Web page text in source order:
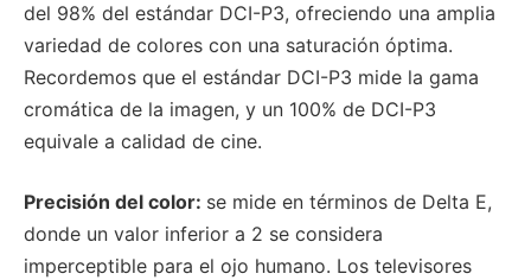
del 98% del estándar DCI-P3, ofreciendo una amplia
variedad de colores con una saturación óptima.
Recordemos que el estándar DCI-P3 mide la gama
cromática de la imagen, y un 100% de DCI-P3
equivale a calidad de cine.
Precisión del color: se mide en términos de Delta E,
donde un valor inferior a 2 se considera
imperceptible para el ojo humano. Los televisores